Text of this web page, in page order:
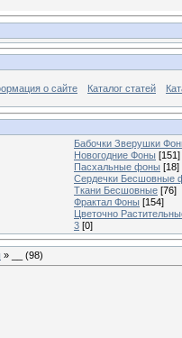
о сайте Каталог статей
Бабочки Зверушки
Новогодние Фоны [151]
Пасхальные фоны [18]
Сердечки Бесшовные
Ткани Бесшовные [76]
Фрактал Фоны [154]
Цветочно
3 [0]
» __ (98)